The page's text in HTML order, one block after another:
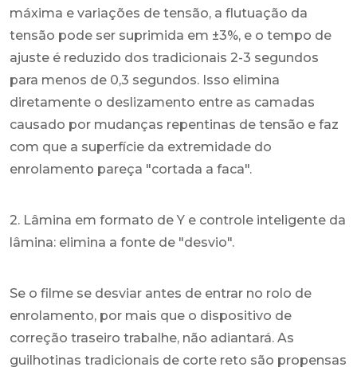
máxima e variações de tensão, a flutuação da
tensão pode ser suprimida em ±3%, e o tempo de
ajuste é reduzido dos tradicionais 2-3 segundos
para menos de 0,3 segundos. Isso elimina
diretamente o deslizamento entre as camadas
causado por mudanças repentinas de tensão e faz
com que a superfície da extremidade do
enrolamento pareça "cortada a faca".
2. Lâmina em formato de Y e controle inteligente da
lâmina: elimina a fonte de "desvio".
Se o filme se desviar antes de entrar no rolo de
enrolamento, por mais que o dispositivo de
correção traseiro trabalhe, não adiantará. As
guilhotinas tradicionais de corte reto são propensas